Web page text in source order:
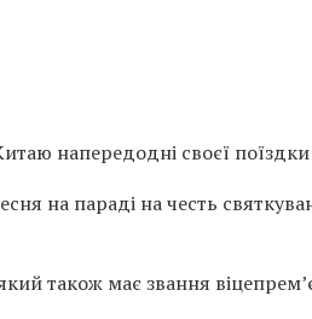
напередодні своєї поїздки
на параді на честь
також має звання